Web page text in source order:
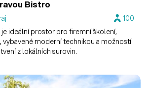
Bistro
100
ideální prostor pro firemní školení,
vybavené moderní technikou a možností
z lokálních surovin.